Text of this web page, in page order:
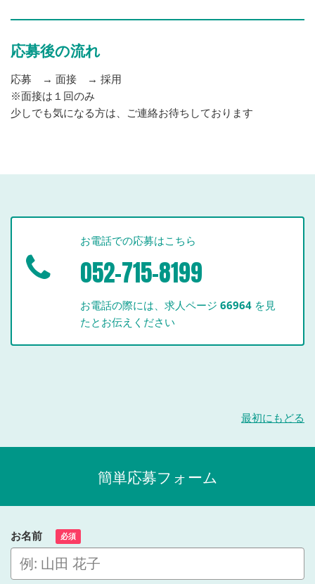
応募後の流れ
応募 → 面接 → 採用
※面接は１回のみ
少しでも気になる方は、ご連絡お待ちしております
お電話での応募はこちら
052-715-8199
お電話の際には、求人ページ66964 を見
たとお伝えください
最初にもどる
簡単応募フォーム
お名前 必須